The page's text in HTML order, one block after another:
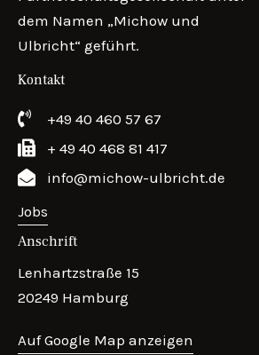
dem Namen „Michow und
Ulbricht“ geführt.
Kontakt
+49 40 460 57 67
+ 49 40 468 81 417
info@michow-ulbricht.de
Jobs
Anschrift
Lenhartzstraße 15
20249 Hamburg
Auf Google Map anzeigen